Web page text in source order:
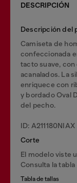
DESCRIPCIÓN
Descripción del
Camiseta de
confeccionada
tacto suave,
acanalados. La
enriquece con
y bordado Oval
del pecho.
ID: A211180NIAX
Corte
El modelo viste
Consulta la
Tabla de tallas